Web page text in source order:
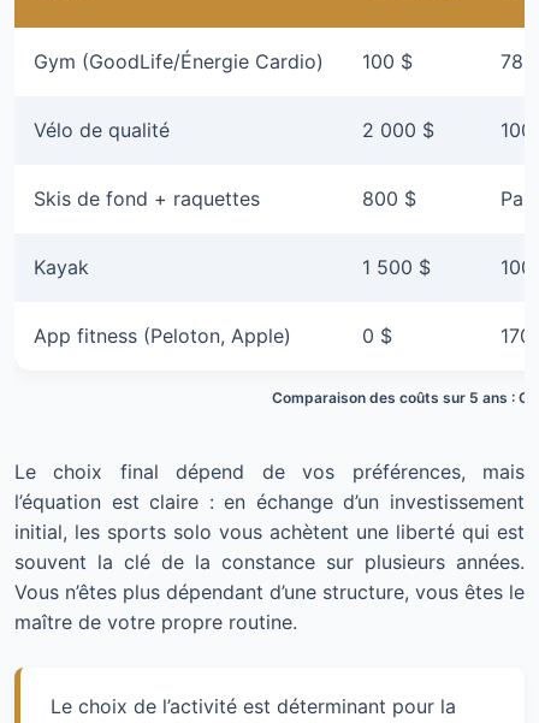
Comparaison des coûts sur 5 ans :
Gym (GoodLife/Énergie Cardio) 100 $
Vélo de qualité 2 000 $
Skis de fond + raquettes 800 $
Kayak 1 500 $
App fitness (Peloton, Apple) 0 $ 170
Le choix final dépend de vos préférences, mais
l’équation est claire : en échange d’un investissement
initial, les sports solo vous achètent une liberté qui est
souvent la clé de la constance sur plusieurs années.
Vous n’êtes plus dépendant d’une structure, vous êtes le
maître de votre propre routine.
Le choix de l’activité est déterminant pour la